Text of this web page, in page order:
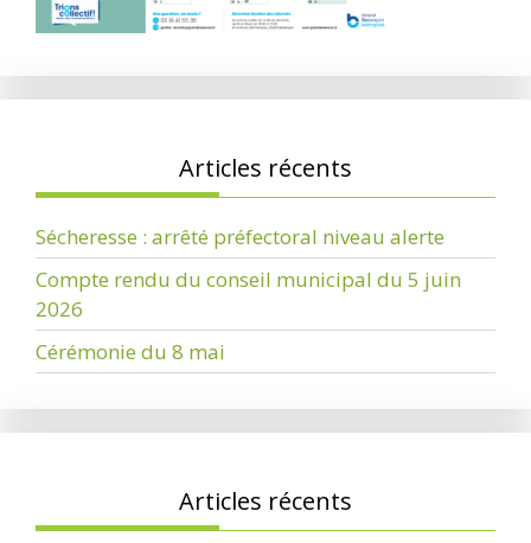
Articles récents
Sécheresse : arrêté préfectoral niveau alerte
Compte rendu du conseil municipal du 5 juin
2026
Cérémonie du 8 mai
Articles récents